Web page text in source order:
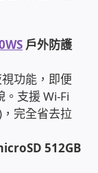
戶外防護
功能，即便
支援 Wi-Fi
完全省去拉
512GB